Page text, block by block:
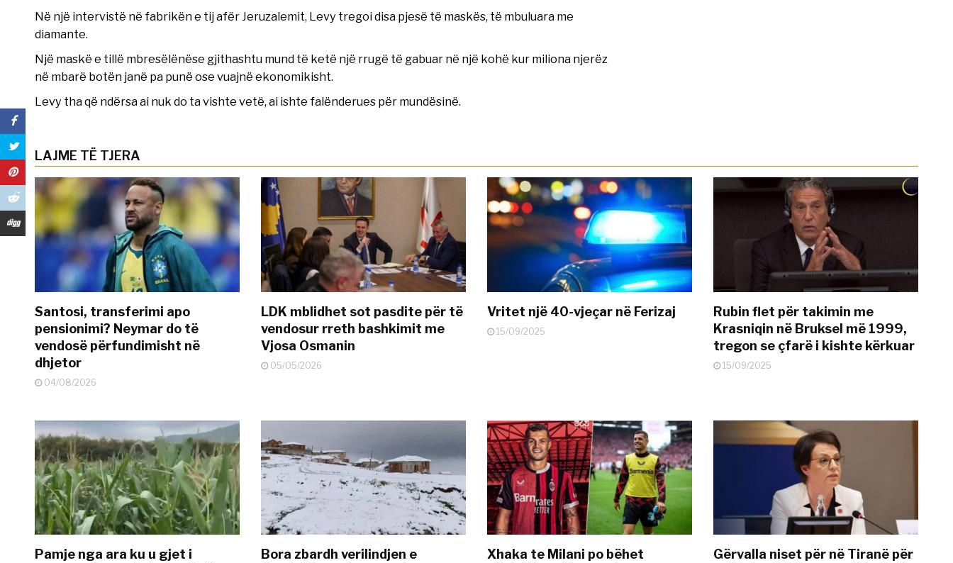
Në një intervistë në fabrikën e tij afër Jeruzalemit, Levy tregoi disa pjesë të maskës, të mbuluara me
diamante.
Një maskë e tillë mbresëlënëse gjithashtu mund të ketë një rrugë të gabuar në një kohë kur miliona njerëz
në mbarë botën janë pa punë ose vuajnë ekonomikisht.
Levy tha që ndërsa ai nuk do ta vishte vetë, ai ishte falënderues për mundësinë.
LAJME TË TJERA
Santosi, transferimi apo
pensionimi? Neymar do të
vendosë përfundimisht në
dhjetor
04/08/2026
LDK mblidhet sot pasdite për të
vendosur rreth bashkimit me
Vjosa Osmanin
05/05/2026
Vritet një 40-vjeçar në Ferizaj
15/09/2025
Rubin flet për takimin me
Krasniqin në Bruksel më 1999,
tregon se çfarë i kishte kërkuar
15/09/2025
Pamje nga ara ku u gjet i
Bora zbardh verilindjen e
Xhaka te Milani po bëhet
Gërvalla niset për në Tiranë për